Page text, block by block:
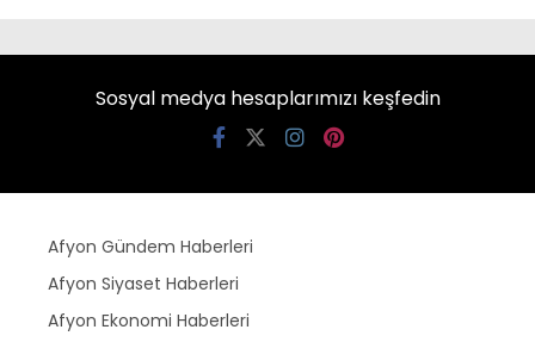
Sosyal medya hesaplarımızı keşfedin
Afyon Gündem Haberleri
Afyon Siyaset Haberleri
Afyon Ekonomi Haberleri